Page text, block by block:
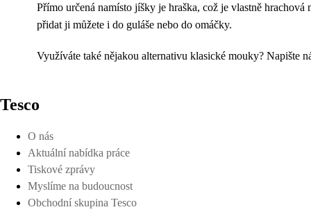
Přímo určená namísto jíšky je hraška, což je vlastně
přidat ji můžete i do guláše nebo do omáčky.
Využíváte také nějakou alternativu klasické mouky? Napište
Tesco
O nás
Aktuální nabídka práce
Tiskové zprávy
Myslíme na budoucnost
Obchodní skupina Tesco